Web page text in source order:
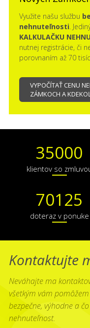
Využite našu službu
nehnuteľnosti.
KALKULAČKU
nutnej registrácie, či
porovnaním až 70
VYPOČÍTAŤ CENU
ZÁMKOCH A
35000
klientov so
70125
doteraz v ponuke
Kontaktujte
Neváhajte ma
všetkým vám
bezpečne, výhodne a
nehnuteľnost.